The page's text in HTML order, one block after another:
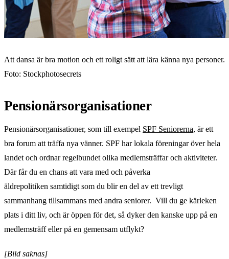
Att dansa är bra motion och ett roligt sätt att lära känna nya personer.
Foto: Stockphotosecrets
Pensionärsorganisationer
Pensionärsorganisationer, som till exempel SPF Seniorerna, är ett
bra forum att träffa nya vänner. SPF har lokala föreningar över hela
landet och ordnar regelbundet olika medlemsträffar och aktiviteter.
Där får du en chans att vara med och påverka
äldrepolitiken samtidigt som du blir en del av ett trevligt
sammanhang tillsammans med andra seniorer. Vill du ge kärleken
plats i ditt liv, och är öppen för det, så dyker den kanske upp på en
medlemsträff eller på en gemensam utflykt?
[Bild saknas]